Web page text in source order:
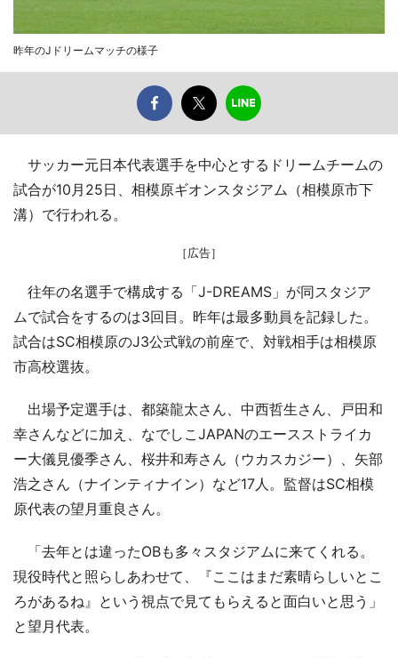
昨年のJドリームマッチの様子
サッカー元日本代表選手を中心とするドリームチームの
試合が10月25日、相模原ギオンスタジアム（相模原市下
溝）で行われる。
［広告］
往年の名選手で構成する「J-DREAMS」が同スタジア
ムで試合をするのは3回目。昨年は最多動員を記録した。
試合はSC相模原のJ3公式戦の前座で、対戦相手は相模原
市高校選抜。
出場予定選手は、都築龍太さん、中西哲生さん、戸田和
幸さんなどに加え、なでしこJAPANのエースストライカ
ー大儀見優季さん、桜井和寿さん（ウカスカジー）、矢部
浩之さん（ナインティナイン）など17人。監督はSC相模
原代表の望月重良さん。
「去年とは違ったOBも多々スタジアムに来てくれる。
現役時代と照らしあわせて、『ここはまだ素晴らしいとこ
ろがあるね』という視点で見てもらえると面白いと思う」
と望月代表。